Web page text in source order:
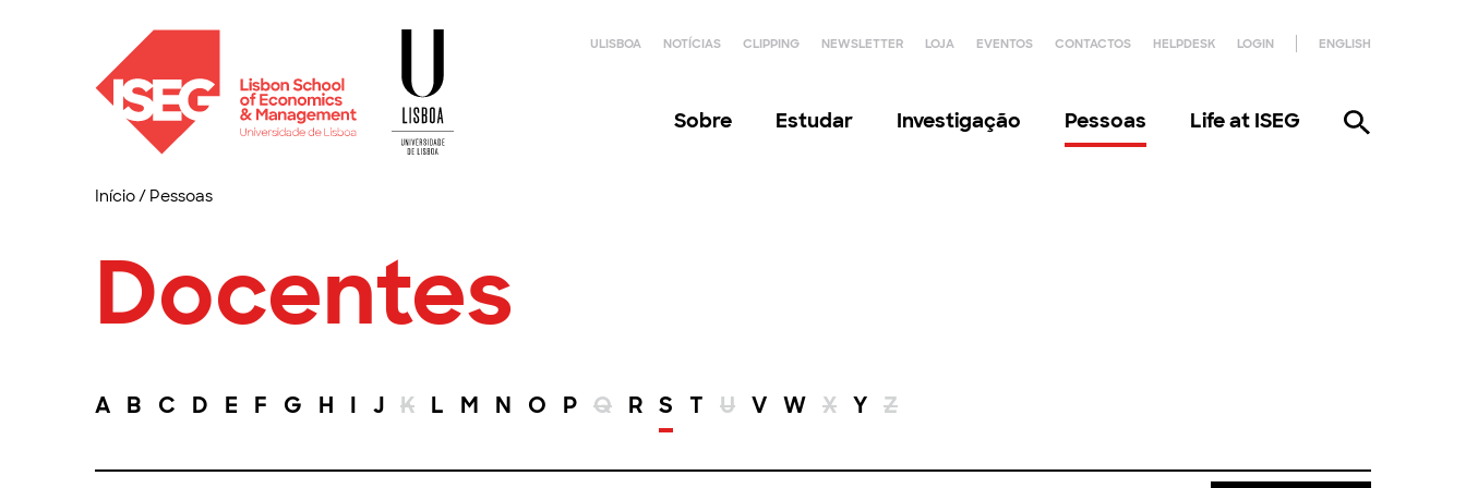
ULISBOA NOTÍCIAS CLIPPING NEWSLETTER LOJA EVENTOS CONTACTOS HELPDESK LOGIN ENGLISH
Sobre Estudar Investigação Pessoas Life at ISEG
Início/ Pessoas
Docentes
A B C D E F G H I J K L M N O P Q R S T U V W X Y Z